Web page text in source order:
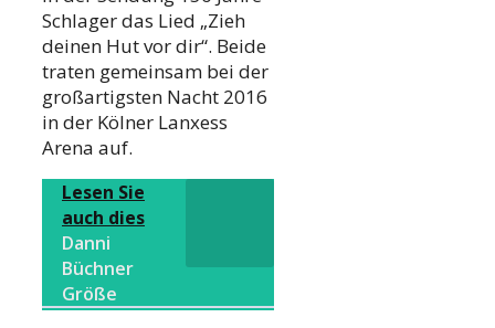
Schlager das Lied „Zieh
deinen Hut vor dir“. Beide
traten gemeinsam bei der
großartigsten Nacht 2016
in der Kölner Lanxess
Arena auf.
Lesen Sie
auch dies
Danni
Büchner
Größe